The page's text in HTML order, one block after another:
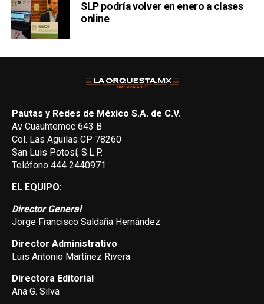
SLP podría volver en enero a clases
online
Pautas y Redes de México S.A. de C.V.
Av Cuauhtemoc 643 B
Col. Las Aguilas CP 78260
San Luis Potosí, S.L.P.
Teléfono 444 2440971
EL EQUIPO:
Director General
Jorge Francisco Saldaña Hernández
Director Administrativo
Luis Antonio Martínez Rivera
Directora Editorial
Ana G. Silva